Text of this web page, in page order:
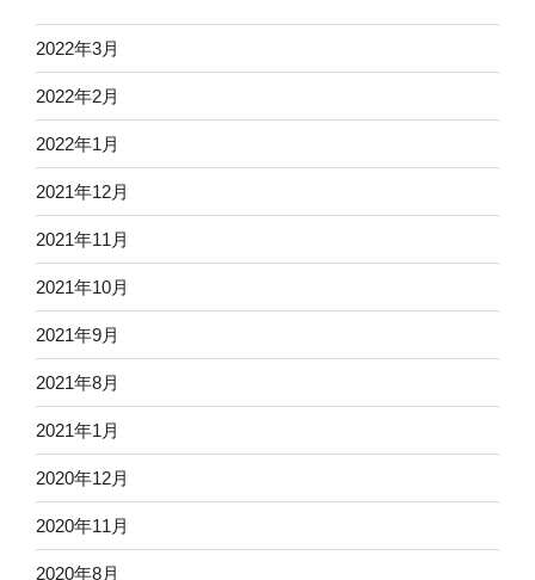
2022年3月
2022年2月
2022年1月
2021年12月
2021年11月
2021年10月
2021年9月
2021年8月
2021年1月
2020年12月
2020年11月
2020年8月